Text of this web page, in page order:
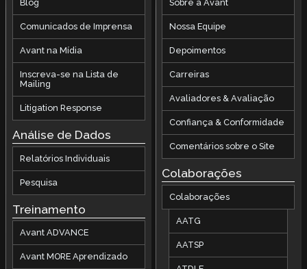
Blog
Comunicados de Imprensa
Avant na Mídia
Inscreva-se na Lista de
Mailing
Litigation Response
Análise de Dados
Relatórios Individuais
Pesquisa
Treinamento
Avant ADVANCE
Avant MORE Aprendizado
Sobre a Avant
Nossa Equipe
Depoimentos
Carreiras
Avaliadores & Avaliação
Confiança & Conformidade
Comentários sobre o Site
Colaborações
Colaborações
AATG
AATSP